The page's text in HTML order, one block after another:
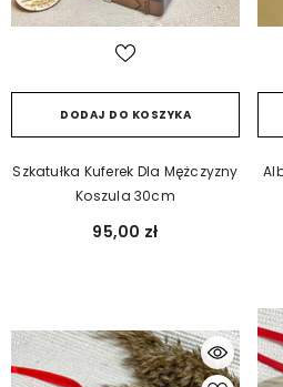
DODAJ DO KOSZYKA
Szkatułka Kuferek Dla Mężczyzny
Koszula 30cm
95,00 zł